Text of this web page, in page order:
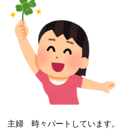
主婦 時々パートしています。